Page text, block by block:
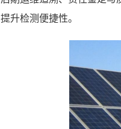
提升检测便捷性。